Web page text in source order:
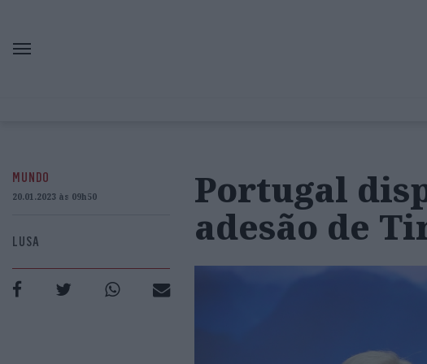
MUNDO
20.01.2023 às 09h50
LUSA
Portugal
adesão de